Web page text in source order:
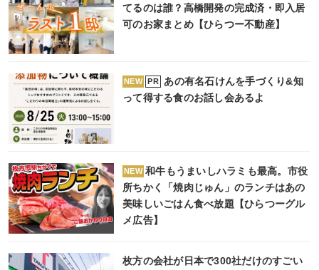
てるのは誰？高橋開発の完成済・即入居
可のお家まとめ【ひらつー不動産】
NEW PR
あの有名石けんを手づくり&知
って得する食のお話し会あるよ
NEW 和牛もうまいしハラミも最高。市役
所ちかく「焼肉じゅん」のランチはあの
美味しいごはん食べ放題【ひらつーグル
メ広告】
枚方の会社が日本で300社だけのすごい